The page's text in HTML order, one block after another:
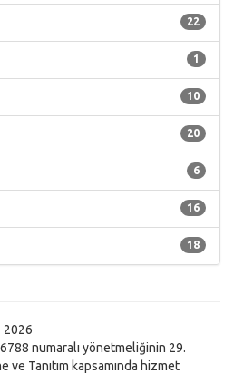
22
1
10
20
6
16
18
2026
numaralı yönetmeliğinin 29.
Tanıtım kapsamında hizmet